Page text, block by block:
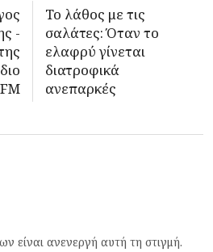
-
Το λάθος με τις
σαλάτες: Όταν το
ελαφρύ γίνεται
διατροφικά
ανεπαρκές
είναι ανενεργή αυτή τη στιγμή.